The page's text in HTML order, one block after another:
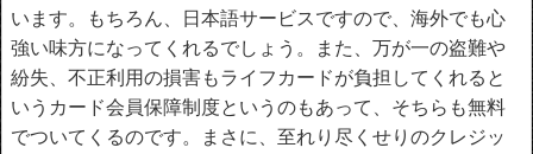
います。もちろん、日本語サービスですので、海外でも心
強い味方になってくれるでしょう。また、万が一の盗難や
紛失、不正利用の損害もライフカードが負担してくれると
いうカード会員保障制度というのもあって、そちらも無料
でついてくるのです。まさに、至れり尽くせりのクレジッ